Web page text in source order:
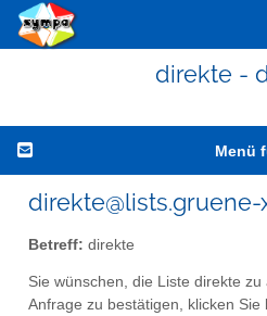
direkte -
Menü
direkte@lists.gruene-
Betreff: direkte
Sie wünschen, die Liste direkte
Anfrage zu bestätigen, klicken Sie